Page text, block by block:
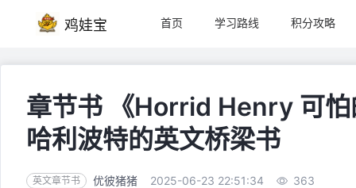
鸡娃宝 首页 学习路线 积分攻略
章节书 《Horrid Henry 可
哈利波特的英文桥梁书
英文章节书 优彼猪猪 2025-06-23 22:51:34 363